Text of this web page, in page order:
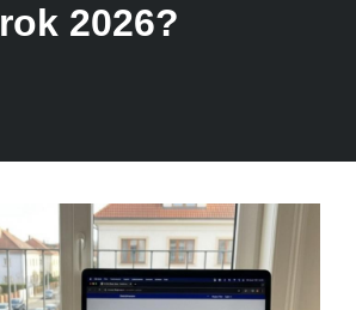
rok 2026?